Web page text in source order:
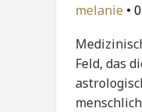
melanie •
Feld, das